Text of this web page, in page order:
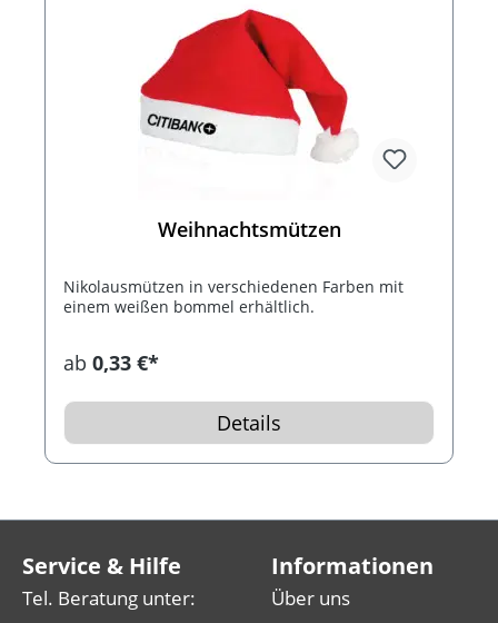
Weihnachtsmützen
Nikolausmützen in verschiedenen Farben mit
einem weißen bommel erhältlich.
ab 0,33 €*
Details
Service & Hilfe
Tel. Beratung unter:
Informationen
Über uns